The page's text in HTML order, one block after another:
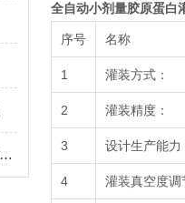
几丁糖灌装机通常由多个关键部件组成
全自动小剂量胶原蛋白
序号 名称
1 灌装方式：
2 灌装精度：
3 设计生产能力
4 灌装真空度调